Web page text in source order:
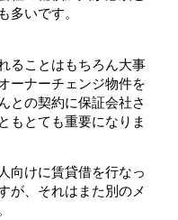
多いです。
ることはもちろん大事
ーナーチェンジ物件を
との契約に保証会社さ
もとても重要になりま
向けに賃貸借を行なっ
が、それはまた別のメ